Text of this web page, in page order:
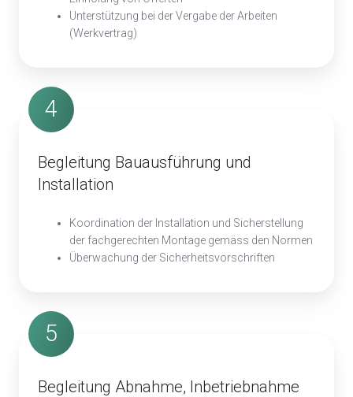
Unterstützung bei der Vergabe der Arbeiten
(Werkvertrag)
4
Begleitung Bauausführung und
Installation
Koordination der Installation und Sicherstellung
der fachgerechten Montage gemäss den Normen
Überwachung der Sicherheitsvorschriften
5
Begleitung Abnahme, Inbetriebnahme